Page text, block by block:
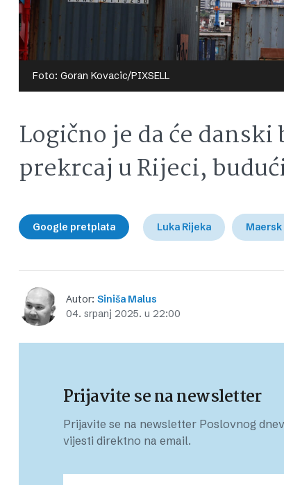
Foto: Goran Kovacic/PIXSELL
Logično je da će
prekrcaj u Rijeci,
Google pretplata Luka Rijeka Maersk
Autor: Siniša Malus
04. srpanj 2025. u 22:00
Prijavite se na newsletter
Prijavite se na newsletter Poslovnog
vijesti direktno na email.